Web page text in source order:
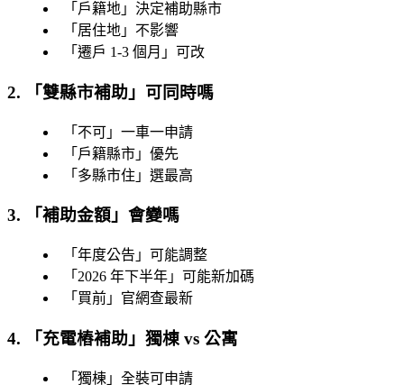
「 戶籍地 」決定補助縣市
「 居住地 」不影響
「 遷戶 1-3 個月 」可改
2. 「雙縣市補助 」可同時嗎
「 不可 」一車一申請
「 戶籍縣市 」優先
「 多縣市住 」選最高
3. 「補助金額 」會變嗎
「 年度公告 」可能調整
「 2026 年下半年 」可能新加碼
「 買前 」官網查最新
4. 「 充電樁補助 」獨棟 vs 公寓
「 獨棟 」全裝可申請